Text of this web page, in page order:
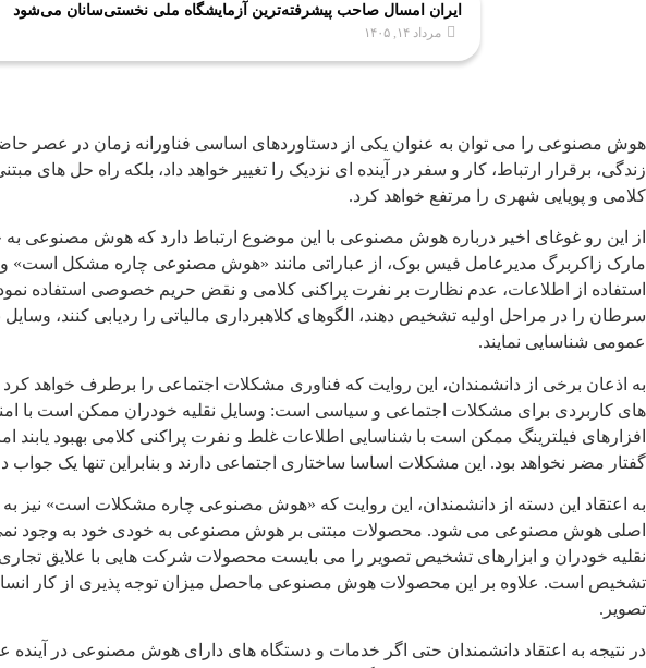
ایران امسال صاحب پیشرفته‌ترین آزمایشگاه ملی نخستی‌سانان می‌شود
مرداد ۱۴, ۱۴۰۵
هوش مصنوعی را می توان به عنوان یکی از دستاوردهای اساسی فناورانه زمان در عصر
زندگی، برقرار ارتباط، کار و سفر در آینده ای نزدیک را تغییر خواهد داد، بلکه راه حل
کلامی و پویایی شهری را مرتفع خواهد کرد.
مارک زاکربرگ مدیرعامل فیس بوک، از عباراتی مانند «هوش مصنوعی چاره مشکل است» و
استفاده از اطلاعات، عدم نظارت بر نفرت پراکنی کلامی و نقض حریم خصوصی استفاده
سرطان را در مراحل اولیه تشخیص دهند، الگوهای کلاهبرداری مالیاتی را ردیابی کنند،
عمومی شناسایی نمایند.
به اذعان برخی از دانشمندان، این روایت که فناوری مشکلات اجتماعی را برطرف خواهد کرد
های کاربردی برای مشکلات اجتماعی و سیاسی است: وسایل نقلیه خودران ممکن است با
افزارهای فیلترینگ ممکن است با شناسایی اطلاعات غلط و نفرت پراکنی کلامی بهبود یابند
گفتار مضر نخواهد بود. این مشکلات اساسا ساختاری اجتماعی دارند و بنابراین تنها یک
به اعتقاد این دسته از دانشمندان، این روایت که «هوش مصنوعی چاره مشکلات است» نیز
اصلی هوش مصنوعی می شود. محصولات مبتنی بر هوش مصنوعی به خودی خود به وجود
نقلیه خودران و ابزارهای تشخیص تصویر را می بایست محصولات شرکت هایی با علایق
تشخیص است. علاوه بر این محصولات هوش مصنوعی ماحصل میزان توجه پذیری از کار
تصویر.
در نتیجه به اعتقاد دانشمندان حتی اگر خدمات و دستگاه های دارای هوش مصنوعی در